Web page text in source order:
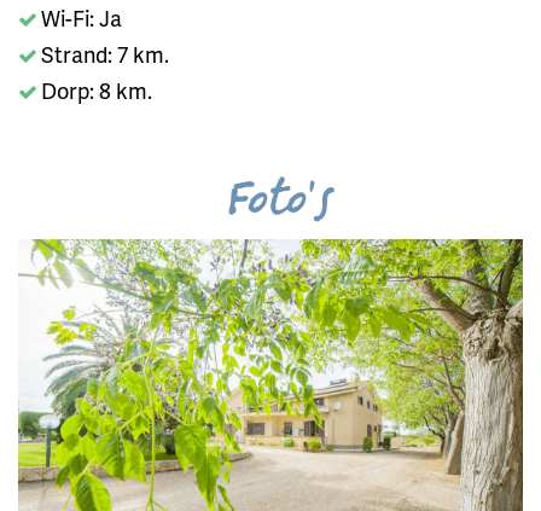
Wi-Fi: Ja
Strand: 7 km.
Dorp: 8 km.
Foto's